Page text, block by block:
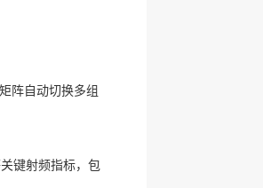
阵自动切换多组
键射频指标，包